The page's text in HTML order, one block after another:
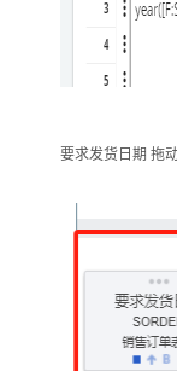
要求发货日期 拖